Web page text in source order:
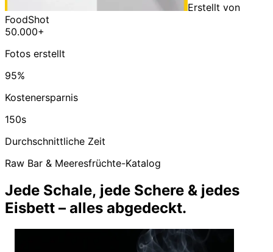
Erstellt von
FoodShot
50.000+
Fotos erstellt
95%
Kostenersparnis
150s
Durchschnittliche Zeit
Raw Bar & Meeresfrüchte-Katalog
Jede Schale, jede Schere & jedes
Eisbett – alles abgedeckt.